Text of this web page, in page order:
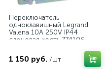
Переключатель
одноклавишный Legrand
Valena 10A 250V IP44
слоновая кость 774106
1 150 руб. /шт